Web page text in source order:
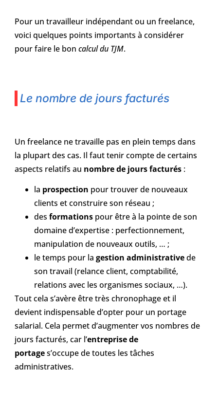
Pour un travailleur indépendant ou un freelance,
voici quelques points importants à considérer
pour faire le bon calcul du TJM.
Le nombre de jours facturés
Un freelance ne travaille pas en plein temps dans
la plupart des cas. Il faut tenir compte de certains
aspects relatifs au nombre de jours facturés :
la prospection pour trouver de nouveaux
clients et construire son réseau ;
des formations pour être à la pointe de son
domaine d’expertise : perfectionnement,
manipulation de nouveaux outils, … ;
le temps pour la gestion administrativede
son travail (relance client, comptabilité,
relations avec les organismes sociaux, …).
Tout cela s’avère être très chronophage et il
devient indispensable d’opter pour un portage
salarial. Cela permet d’augmenter vos nombres de
jours facturés, car l’entreprise de
portages’occupe de toutes les tâches
administratives.